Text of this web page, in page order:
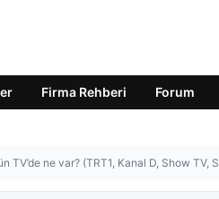
Firma Rehberi Forum
TV’de ne var? (TRT1, Kanal D, Show TV,